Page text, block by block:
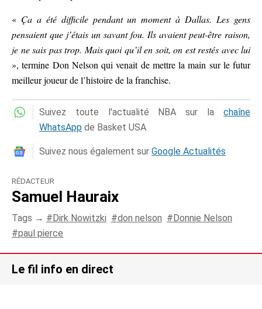
« Ça a été difficile pendant un moment à Dallas. Les gens
pensaient que j’étais un savant fou. Ils avaient peut-être raison,
je ne sais pas trop. Mais quoi qu’il en soit, on est restés avec lui
», termine Don Nelson qui venait de mettre la main sur le futur
meilleur joueur de l’histoire de la franchise.
Suivez toute l'actualité NBA sur la chaîne
WhatsApp de Basket USA
Suivez nous également sur Google Actualités
RÉDACTEUR
Samuel Hauraix
Tags → Dirk Nowitzki don nelson
Donnie Nelson
paul pierce
Le fil info en direct